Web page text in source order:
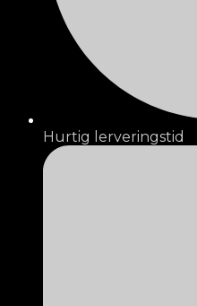
Hurtig lerveringstid